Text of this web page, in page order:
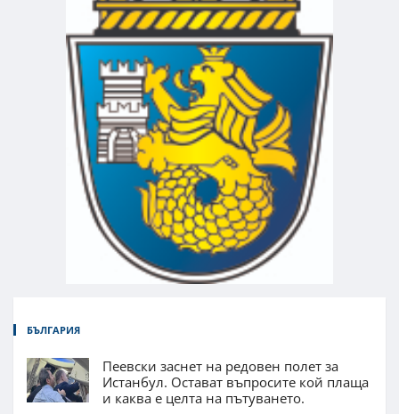
БЪЛГАРИЯ
Пеевски заснет на редовен полет за
Истанбул. Остават въпросите кой плаща
и каква е целта на пътуването.